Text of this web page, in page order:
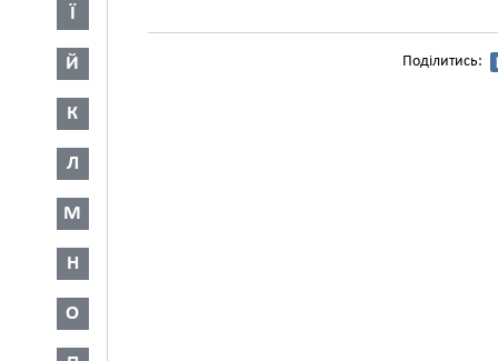
Ї
Й
К
Л
М
Н
О
Поділитись: